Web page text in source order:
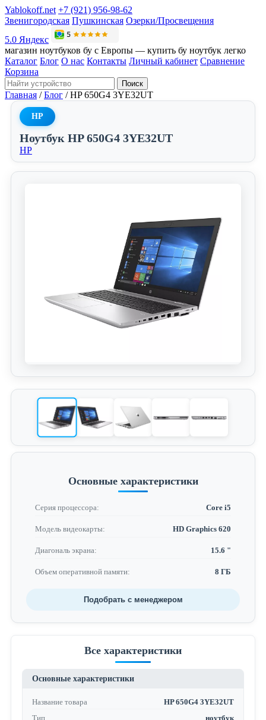
Yablokoff.net +7 (921) 956-98-62
Звенигородская Пушкинская Озерки/Просвещения
5.0 Яндекс
магазин ноутбуков бу с Европы — купить бу ноутбук легко
Каталог Блог О нас Контакты Личный кабинет Сравнение
Корзина
Поиск
Главная / Блог / HP 650G4 3YE32UT
HP
Ноутбук HP 650G4 3YE32UT
HP
Основные характеристики
Серия процессора: Core i5
Модель видеокарты: HD Graphics 620
Диагональ экрана: 15.6 "
Объем оперативной памяти: 8 ГБ
Подобрать с менеджером
Все характеристики
Основные характеристики
Название товара
HP 650G4 3YE32UT
Тип
ноутбук